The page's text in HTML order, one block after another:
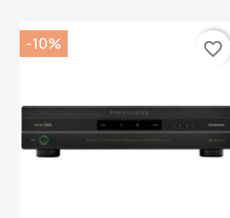
-10% favorite_border